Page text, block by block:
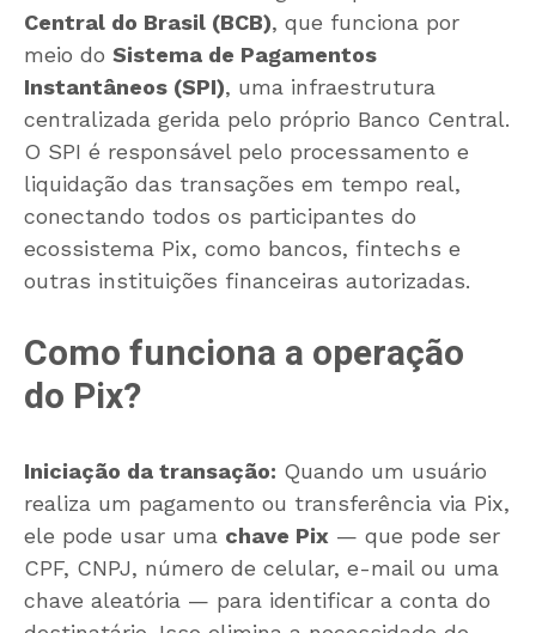
Central do Brasil (BCB), que funciona por
meio do Sistema de Pagamentos
Instantâneos (SPI), uma infraestrutura
centralizada gerida pelo próprio Banco Central.
O SPI é responsável pelo processamento e
liquidação das transações em tempo real,
conectando todos os participantes do
ecossistema Pix, como bancos, fintechs e
outras instituições financeiras autorizadas.
Como funciona a operação
do Pix?
Iniciação da transação: Quando um usuário
realiza um pagamento ou transferência via Pix,
ele pode usar uma chave Pix — que pode ser
CPF, CNPJ, número de celular, e-mail ou uma
chave aleatória — para identificar a conta do